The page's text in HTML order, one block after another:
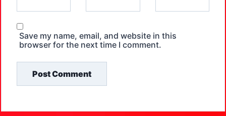
Save my name, email, and website in this
browser for the next time I comment.